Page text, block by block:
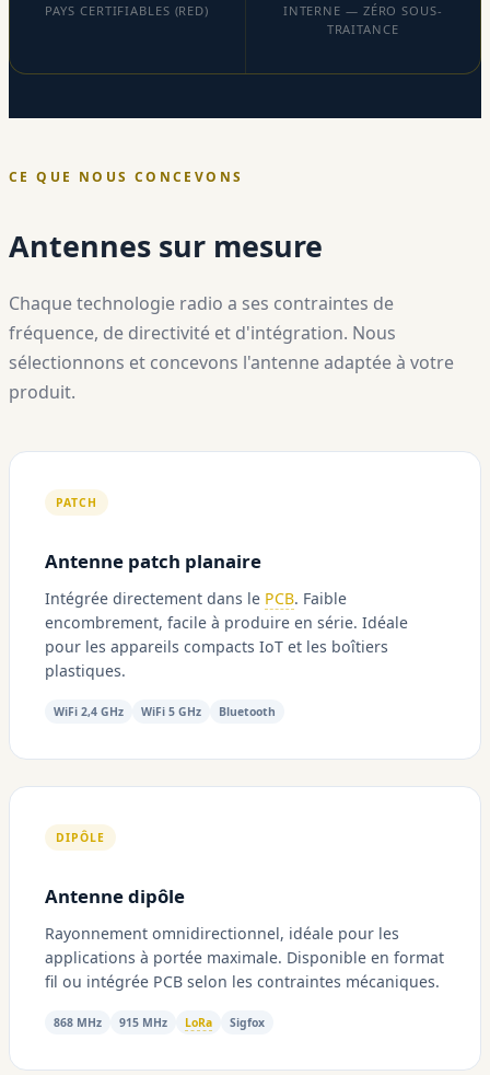
PAYS CERTIFIABLES (RED)
INTERNE — ZÉRO SOUS-
TRAITANCE
CE QUE NOUS CONCEVONS
Antennes sur mesure
Chaque technologie radio a ses contraintes de
fréquence, de directivité et d'intégration. Nous
sélectionnons et concevons l'antenne adaptée à votre
produit.
PATCH
Antenne patch planaire
Intégrée directement dans le PCB. Faible
encombrement, facile à produire en série. Idéale
pour les appareils compacts IoT et les boîtiers
plastiques.
WiFi 2,4 GHz WiFi 5 GHz Bluetooth
DIPÔLE
Antenne dipôle
Rayonnement omnidirectionnel, idéale pour les
applications à portée maximale. Disponible en format
fil ou intégrée PCB selon les contraintes mécaniques.
868 MHz 915 MHz LoRa Sigfox